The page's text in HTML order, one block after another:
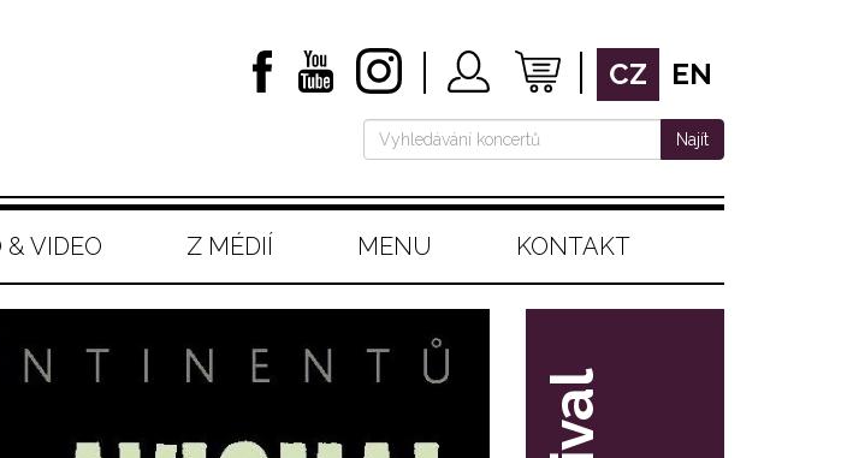
CZ EN
Najít
& VIDEO Z MÉDIÍ MENU KONTAKT